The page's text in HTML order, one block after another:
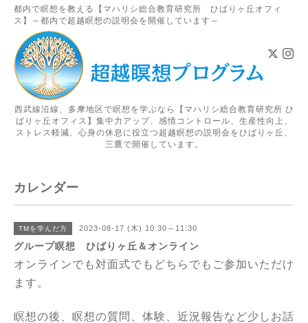
都内で瞑想を教える【マハリシ総合教育研究所 ひばりヶ丘オフィ
ス】～都内で超越瞑想の説明会を開催しています～
西武線沿線、多摩地区で瞑想を学ぶなら【マハリシ総合教育研究所 ひ
ばりヶ丘オフィス】集中力アップ、感情コントロール、生産性向上、
ストレス軽減、心身の休息に役立つ超越瞑想の説明会をひばりヶ丘、
三鷹で開催しています。
カレンダー
TMを学んだ方 2023-08-17 (木) 10:30～11:30
グループ瞑想 ひばりヶ丘＆オンライン
オンラインでも対面式でもどちらでもご参加いただけ
ます。
瞑想の後、瞑想の質問、体験、近況報告など少しお話